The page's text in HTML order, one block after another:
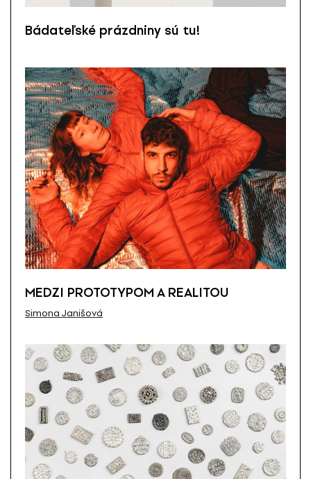
Bádateľské prázdniny sú tu!
MEDZI PROTOTYPOM A REALITOU
Simona Janišová